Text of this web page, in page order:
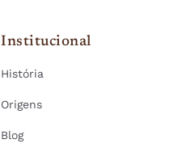
Institucional
História
Origens
Blog